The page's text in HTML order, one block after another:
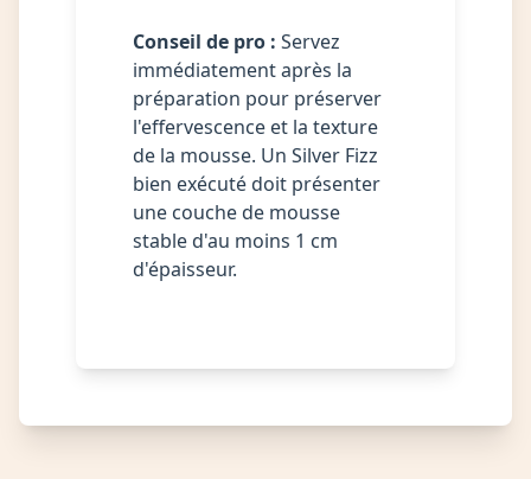
Conseil de pro : Servez
immédiatement après la
préparation pour préserver
l'effervescence et la texture
de la mousse. Un Silver Fizz
bien exécuté doit présenter
une couche de mousse
stable d'au moins 1 cm
d'épaisseur.